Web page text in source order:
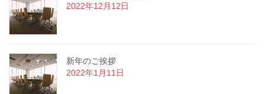
2022年12月12日
新年のご挨拶
2022年1月11日